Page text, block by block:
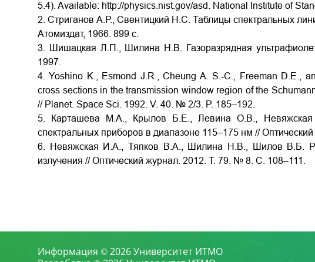
5.4). Available: http://physics.nist.gov/asd. National Institute of
2. Стриганов А.Р., Свентицкий Н.С. Таблицы спектральных
Атомиздат, 1966. 899 с.
3. Шишацкая Л.П., Шилина Н.В. Газоразрядная
1997.
4. Yoshino K., Esmond J.R., Cheung A. S.-C., Freeman D.E.,
cross sections in the transmission window region of the
// Planet. Space Sci. 1992. V. 40. № 2/3. P. 185–192.
5. Карташева М.А., Крылов Б.Е., Левина О.В.,
спектральных приборов в диапазоне 115–175 нм //
6. Невяжская И.А., Тяпков В.А., Шилина Н.В., Шилов В.Б.
излучения // Оптический журнал. 2012. Т. 79. № 8. С. 108–111.
Информация © 2026 Университет ИТМО